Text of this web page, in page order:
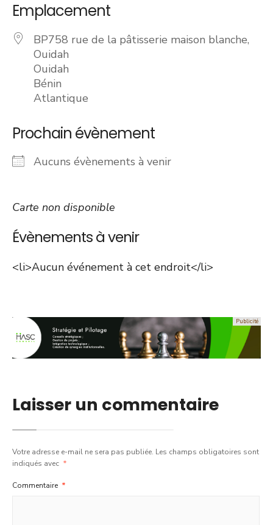
Emplacement
BP758 rue de la pâtisserie maison blanche,
Ouidah
Ouidah
Bénin
Atlantique
Prochain évènement
Aucuns évènements à venir
Carte non disponible
Évènements à venir
<li>Aucun événement à cet endroit</li>
Laisser un commentaire
Votre adresse e-mail ne sera pas publiée. Les champs obligatoires sont
indiqués avec *
Commentaire *